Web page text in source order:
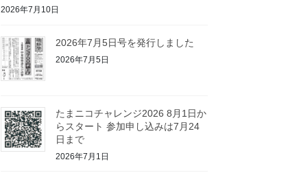
2026年7月10日
2026年7月5日号を発行しました
2026年7月5日
たまニコチャレンジ2026 8月1日か
らスタート 参加申し込みは7月24
日まで
2026年7月1日